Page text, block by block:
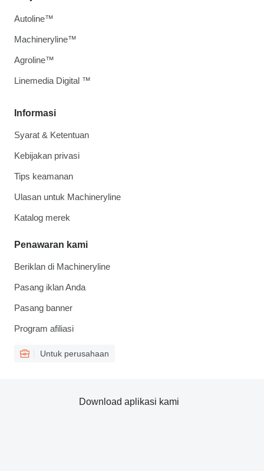
Informasi
Syarat & Ketentuan
Kebijakan privasi
Tips keamanan
Ulasan untuk Machineryline
Katalog merek
Penawaran kami
Beriklan di Machineryline
Pasang iklan Anda
Pasang banner
Program afiliasi
Untuk perusahaan
Autoline™
Machineryline™
Agroline™
Linemedia Digital ™
Download aplikasi kami